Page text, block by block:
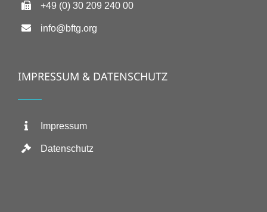
+49 (0) 30 209 240 00
info@bftg.org
IMPRESSUM & DATENSCHUTZ
Impressum
Datenschutz